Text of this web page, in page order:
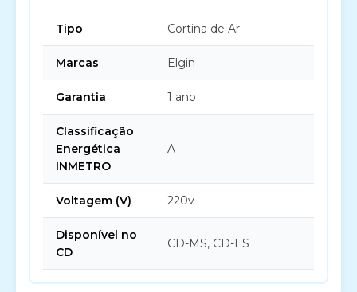
Tipo Cortina de Ar
Marcas Elgin
Garantia 1 ano
Classificação
Energética
INMETRO
A
Voltagem (V) 220v
Disponível no
CD
CD-MS, CD-ES